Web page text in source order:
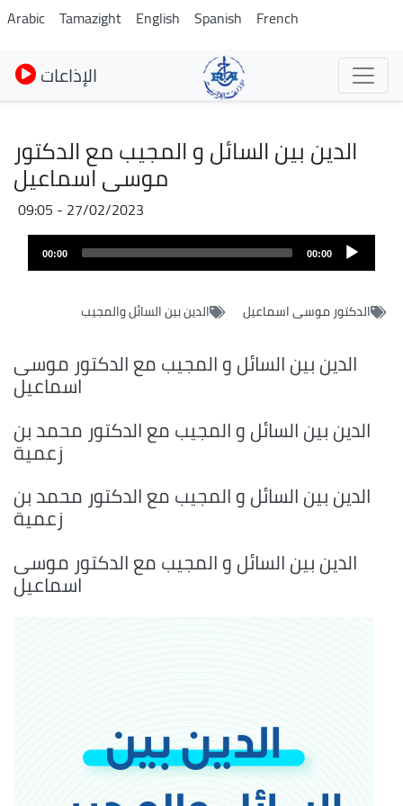
Skip
to
main
content
Arabic Tamazight English Spanish French
الإذاعات
الدين بين السائل و المجيب مع الدكتور
موسى اسماعيل
27/02/2023 - 09:05
00:00
00:00
الدكتور موسى اسماعيل الدين بين السائل والمجيب
الدين بين السائل و المجيب مع الدكتور موسى
اسماعيل
الدين بين السائل و المجيب مع الدكتور محمد بن
زعمية
الدين بين السائل و المجيب مع الدكتور محمد بن
زعمية
الدين بين السائل و المجيب مع الدكتور موسى
اسماعيل